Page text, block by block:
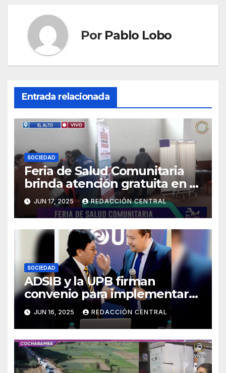
Por Pablo Lobo
Entrada relacionada
SOCIEDAD
Feria de Salud Comunitaria
brinda atención gratuita en El
Alto
JUN 17, 2025 REDACCIÓN CENTRAL
SOCIEDAD
ADSIB y la UPB firman
convenio para implementar
certificados digitales
JUN 16, 2025 REDACCIÓN CENTRAL